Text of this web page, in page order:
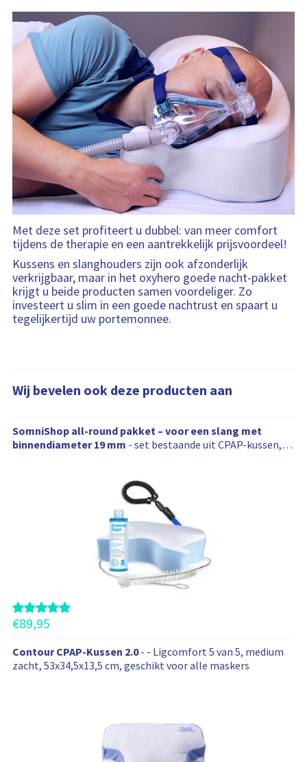
Met deze set profiteert u dubbel: van meer comfort
tijdens de therapie en een aantrekkelijk prijsvoordeel!
Kussens en slanghouders zijn ook afzonderlijk
verkrijgbaar, maar in het oxyhero goede nacht-pakket
krijgt u beide producten samen voordeliger. Zo
investeert u slim in een goede nachtrust en spaart u
tegelijkertijd uw portemonnee.
Wij bevelen ook deze producten aan
W
i
k
d
z
e
SomniShop all-round pakket – voor een slang met
binnendiameter 19 mm - set bestaande uit CPAP-kussen,
€89,95
Contour CPAP-Kussen 2.0- - Ligcomfort 5 van 5, medium
zacht, 53x34,5x13,5 cm, geschikt voor alle maskers